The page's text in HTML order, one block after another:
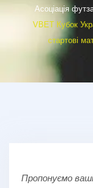
Асоціація
VBET Кубок
стартові
Пропонуємо